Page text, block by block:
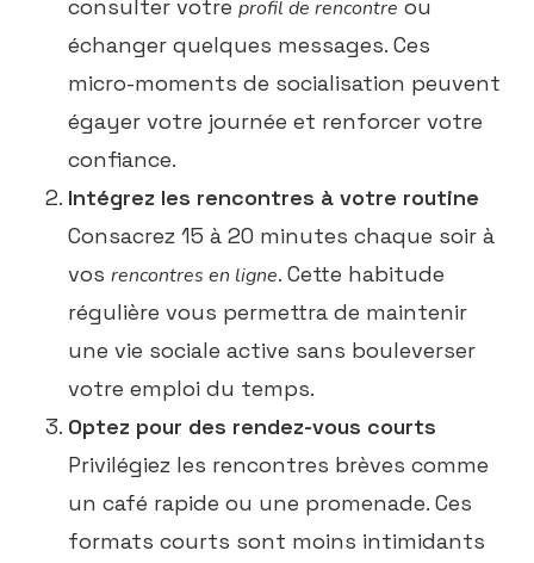
consulter votre profil de rencontre ou
échanger quelques messages. Ces
micro-moments de socialisation peuvent
égayer votre journée et renforcer votre
confiance.
Intégrez les rencontres à votre routine
Consacrez 15 à 20 minutes chaque soir à
vos rencontres en ligne. Cette habitude
régulière vous permettra de maintenir
une vie sociale active sans bouleverser
votre emploi du temps.
Optez pour des rendez-vous courts
Privilégiez les rencontres brèves comme
un café rapide ou une promenade. Ces
formats courts sont moins intimidants